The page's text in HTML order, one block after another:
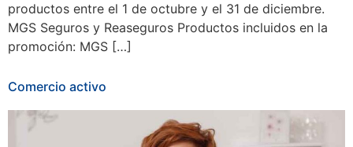
productos entre el 1 de octubre y el 31 de diciembre.
MGS Seguros y Reaseguros Productos incluidos en la
promoción: MGS […]
Comercio activo